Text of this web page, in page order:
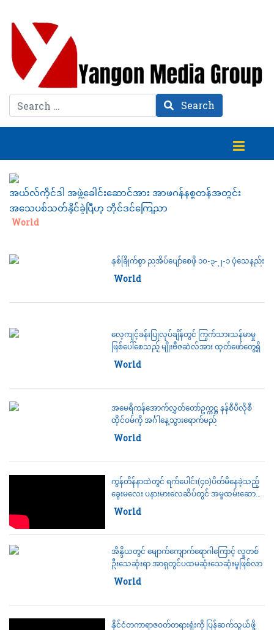
Search Search
အယ်လ်ကိုင်ဒါ အဖွဲ့ခေါင်းဆောင်အား အာဖဂန်နစ္စတန်အတွင်း
အသေပစ်သတ်နိုင်ခဲ့ပြီဟု ဘိုင်ဒင်ကြေညာ
Category:
World
နှစ်ခြိုက်စွာ ညအိပ်ပျော်စေဖို ၁၀-၃-၂-၁ ပုံသေနည်း
Category:
World
လေ့ကျင့်ခန်းပြုလုပ်ချိန်တွင် ကြွက်သားသန်မာမှု
ဖြစ်ပေါ်စေသည့် မျိုးဗီဇဆဲလ်အား ထုတ်ဖော်တွေ့ရှိ
Category:
World
အမေရိကန်အောက်လွှတ်တော်ဥက္ကဋ္ဌ နန်စီပီလိုစီ
ထိုင်ဝမ်ကို အင်္ဂါနေ့သွားရောက်မည်
Category:
World
ကွန်တိန်နာထဲတွင် ရက်ပေါင်း(၄၀)ပိတ်မိနေခဲ့သည့်
ခွေးမလေး ပနားမားလေဆိပ်တွင် အမှုထမ်းဆောင်
လျက်ရှိ
Category:
World
အိန္ဒိယတွင် မျောက်ကျောက်ရောဂါကြောင့် လူတစ်
ဦးသေဆုံးရာ အာရှတွင်ပထမဆုံးသေဆုံးမှုဖြစ်လာ
Category:
World
နိုင်ငံတကာရာဇဝတ်တရားရုံးကို ပြန်ဆက်သွယ်ဖို့